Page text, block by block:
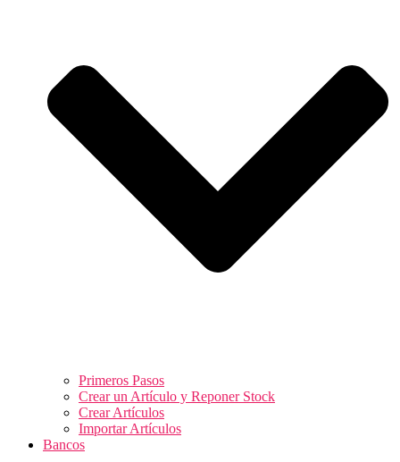
Primeros Pasos
Crear un Artículo y Reponer Stock
Crear Artículos
Importar Artículos
Bancos